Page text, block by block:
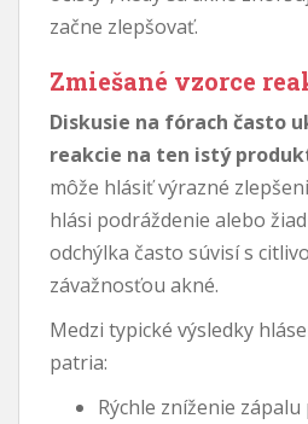
začne zlepšovať.
Zmiešané vzorce
Diskusie na fórach často
reakcie na ten istý
môže hlásiť výrazné
hlási podráždenie alebo
odchýlka často súvisí s
závažnosťou akné.
Medzi typické výsledky
patria:
Rýchle zníženie